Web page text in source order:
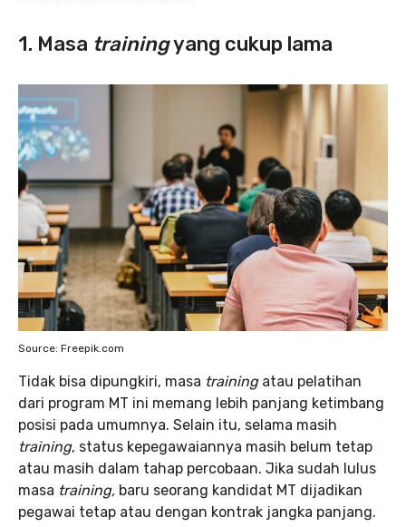
1. Masa trainingyang cukup lama
Source: Freepik.com
Tidak bisa dipungkiri, masa trainingatau pelatihan
dari program MT ini memang lebih panjang ketimbang
posisi pada umumnya. Selain itu, selama masih
training, status kepegawaiannya masih belum tetap
atau masih dalam tahap percobaan. Jika sudah lulus
masa training, baru seorang kandidat MT dijadikan
pegawai tetap atau dengan kontrak jangka panjang.